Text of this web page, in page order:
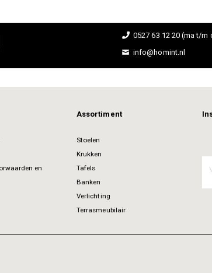
0527 63 12 20 (ma t/m
info@homint.nl
en
Assortiment
Stoelen
Krukken
Tafels
Banken
Verlichting
Terrasmeubilair